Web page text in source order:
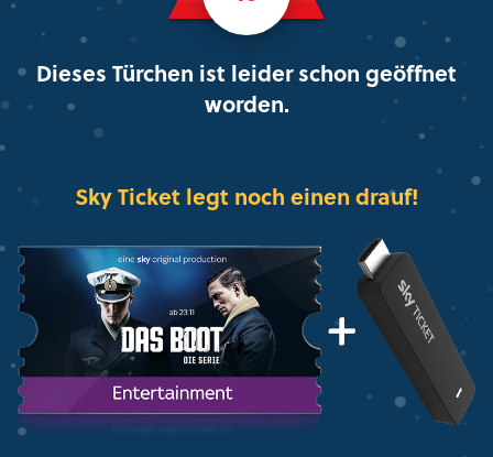
Dieses Türchen ist leider schon geöffnet
worden.
Sky Ticket legt noch einen drauf!